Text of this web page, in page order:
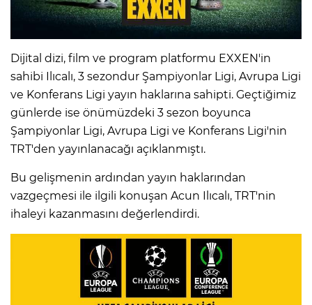
Dijital dizi, film ve program platformu EXXEN'in
sahibi Ilıcalı, 3 sezondur Şampiyonlar Ligi, Avrupa Ligi
ve Konferans Ligi yayın haklarına sahipti. Geçtiğimiz
günlerde ise önümüzdeki 3 sezon boyunca
Şampiyonlar Ligi, Avrupa Ligi ve Konferans Ligi'nin
TRT'den yayınlanacağı açıklanmıştı.
Bu gelişmenin ardından yayın haklarından
vazgeçmesi ile ilgili konuşan Acun Ilıcalı, TRT'nin
ihaleyi kazanmasını değerlendirdi.